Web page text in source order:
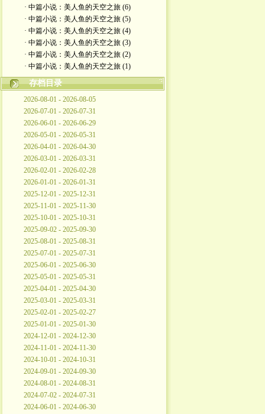
· 中篇小说：美人鱼的天空之旅 (6)
· 中篇小说：美人鱼的天空之旅 (5)
· 中篇小说：美人鱼的天空之旅 (4)
· 中篇小说：美人鱼的天空之旅 (3)
· 中篇小说：美人鱼的天空之旅 (2)
· 中篇小说：美人鱼的天空之旅 (1)
存档目录
2026-08-01 - 2026-08-05
2026-07-01 - 2026-07-31
2026-06-01 - 2026-06-29
2026-05-01 - 2026-05-31
2026-04-01 - 2026-04-30
2026-03-01 - 2026-03-31
2026-02-01 - 2026-02-28
2026-01-01 - 2026-01-31
2025-12-01 - 2025-12-31
2025-11-01 - 2025-11-30
2025-10-01 - 2025-10-31
2025-09-02 - 2025-09-30
2025-08-01 - 2025-08-31
2025-07-01 - 2025-07-31
2025-06-01 - 2025-06-30
2025-05-01 - 2025-05-31
2025-04-01 - 2025-04-30
2025-03-01 - 2025-03-31
2025-02-01 - 2025-02-27
2025-01-01 - 2025-01-30
2024-12-01 - 2024-12-30
2024-11-01 - 2024-11-30
2024-10-01 - 2024-10-31
2024-09-01 - 2024-09-30
2024-08-01 - 2024-08-31
2024-07-02 - 2024-07-31
2024-06-01 - 2024-06-30